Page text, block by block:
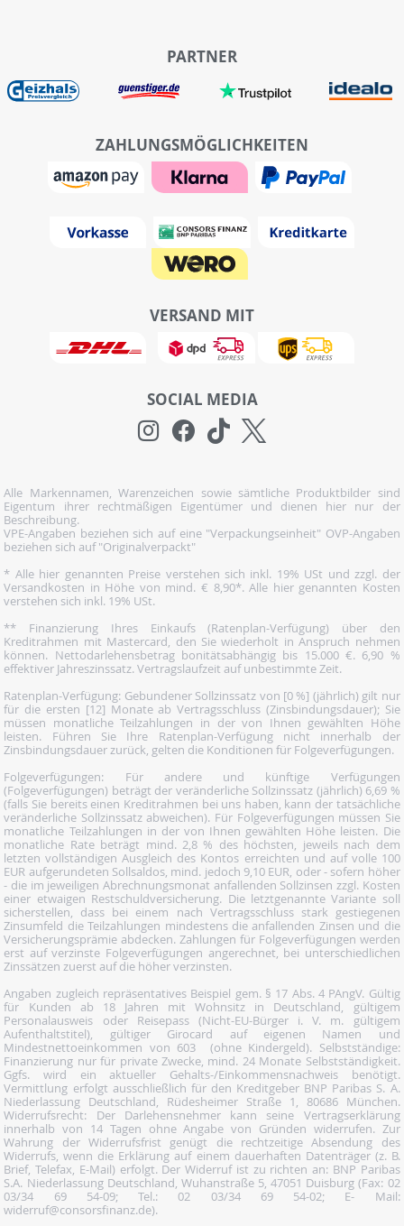
PARTNER
ZAHLUNGSMÖGLICHKEITEN
VERSAND MIT
SOCIAL MEDIA
Alle Markennamen, Warenzeichen sowie sämtliche Produktbilder sind
Eigentum ihrer rechtmäßigen Eigentümer und dienen hier nur der
Beschreibung.
VPE-Angaben beziehen sich auf eine "Verpackungseinheit" OVP-Angaben
beziehen sich auf "Originalverpackt"
* Alle hier genannten Preise verstehen sich inkl. 19% USt und zzgl. der
Versandkosten in Höhe von mind. € 8,90*. Alle hier genannten Kosten
verstehen sich inkl. 19% USt.
** Finanzierung Ihres Einkaufs (Ratenplan-Verfügung) über den
Kreditrahmen mit Mastercard, den Sie wiederholt in Anspruch nehmen
können. Nettodarlehensbetrag bonitätsabhängig bis 15.000 €. 6,90 %
effektiver Jahreszinssatz. Vertragslaufzeit auf unbestimmte Zeit.
Ratenplan-Verfügung: Gebundener Sollzinssatz von [0 %] (jährlich) gilt nur
für die ersten [12] Monate ab Vertragsschluss (Zinsbindungsdauer); Sie
müssen monatliche Teilzahlungen in der von Ihnen gewählten Höhe
leisten. Führen Sie Ihre Ratenplan-Verfügung nicht innerhalb der
Zinsbindungsdauer zurück, gelten die Konditionen für Folgeverfügungen.
Folgeverfügungen: Für andere und künftige Verfügungen
(Folgeverfügungen) beträgt der veränderliche Sollzinssatz (jährlich) 6,69 %
(falls Sie bereits einen Kreditrahmen bei uns haben, kann der tatsächliche
veränderliche Sollzinssatz abweichen). Für Folgeverfügungen müssen Sie
monatliche Teilzahlungen in der von Ihnen gewählten Höhe leisten. Die
monatliche Rate beträgt mind. 2,8 % des höchsten, jeweils nach dem
letzten vollständigen Ausgleich des Kontos erreichten und auf volle 100
EUR aufgerundeten Sollsaldos, mind. jedoch 9,10 EUR, oder - sofern höher
- die im jeweiligen Abrechnungsmonat anfallenden Sollzinsen zzgl. Kosten
einer etwaigen Restschuldversicherung. Die letztgenannte Variante soll
sicherstellen, dass bei einem nach Vertragsschluss stark gestiegenen
Zinsumfeld die Teilzahlungen mindestens die anfallenden Zinsen und die
Versicherungsprämie abdecken. Zahlungen für Folgeverfügungen werden
erst auf verzinste Folgeverfügungen angerechnet, bei unterschiedlichen
Zinssätzen zuerst auf die höher verzinsten.
Angaben zugleich repräsentatives Beispiel gem. § 17 Abs. 4 PAngV. Gültig
für Kunden ab 18 Jahren mit Wohnsitz in Deutschland, gültigem
Personalausweis oder Reisepass (Nicht-EU-Bürger i. V. m. gültigem
Aufenthaltstitel), gültiger Girocard auf eigenen Namen und
Mindestnettoeinkommen von 603  (ohne Kindergeld). Selbstständige:
Finanzierung nur für private Zwecke, mind. 24 Monate Selbstständigkeit.
Ggfs. wird ein aktueller Gehalts-/Einkommensnachweis benötigt.
Vermittlung erfolgt ausschließlich für den Kreditgeber BNP Paribas S. A.
Niederlassung Deutschland, Rüdesheimer Straße 1, 80686 München.
Widerrufsrecht: Der Darlehensnehmer kann seine Vertragserklärung
innerhalb von 14 Tagen ohne Angabe von Gründen widerrufen. Zur
Wahrung der Widerrufsfrist genügt die rechtzeitige Absendung des
Widerrufs, wenn die Erklärung auf einem dauerhaften Datenträger (z. B.
Brief, Telefax, E-Mail) erfolgt. Der Widerruf ist zu richten an: BNP Paribas
S.A. Niederlassung Deutschland, Wuhanstraße 5, 47051 Duisburg (Fax: 02
03/34 69 54-09; Tel.: 02 03/34 69 54-02; E- Mail:
widerruf@consorsfinanz.de).